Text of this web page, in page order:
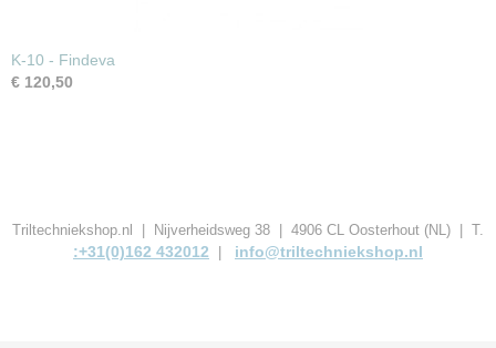
K-10 - Findeva
€ 120,50
Triltechniekshop.nl | Nijverheidsweg 38 | 4906 CL Oosterhout (NL) | T.
:+31(0)162 432012 info@triltechniekshop.nl